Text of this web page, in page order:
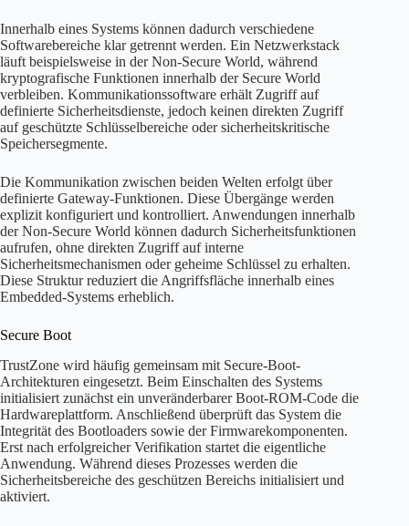
Innerhalb eines Systems können dadurch verschiedene
Softwarebereiche klar getrennt werden. Ein Netzwerkstack
läuft beispielsweise in der Non-Secure World, während
kryptografische Funktionen innerhalb der Secure World
verbleiben. Kommunikationssoftware erhält Zugriff auf
definierte Sicherheitsdienste, jedoch keinen direkten Zugriff
auf geschützte Schlüsselbereiche oder sicherheitskritische
Speichersegmente.
Die Kommunikation zwischen beiden Welten erfolgt über
definierte Gateway-Funktionen. Diese Übergänge werden
explizit konfiguriert und kontrolliert. Anwendungen innerhalb
der Non-Secure World können dadurch Sicherheitsfunktionen
aufrufen, ohne direkten Zugriff auf interne
Sicherheitsmechanismen oder geheime Schlüssel zu erhalten.
Diese Struktur reduziert die Angriffsfläche innerhalb eines
Embedded-Systems erheblich.
Secure Boot
TrustZone wird häufig gemeinsam mit Secure-Boot-
Architekturen eingesetzt. Beim Einschalten des Systems
initialisiert zunächst ein unveränderbarer Boot-ROM-Code die
Hardwareplattform. Anschließend überprüft das System die
Integrität des Bootloaders sowie der Firmwarekomponenten.
Erst nach erfolgreicher Verifikation startet die eigentliche
Anwendung. Während dieses Prozesses werden die
Sicherheitsbereiche des geschützen Bereichs initialisiert und
aktiviert.